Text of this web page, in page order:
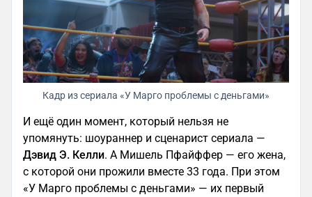
Кадр из сериала «У Марго проблемы с деньгами»
И ещё один момент, который нельзя не
упомянуть: шоураннер и сценарист сериала —
Дэвид Э. Келли. А Мишель Пфайффер — его жена,
с которой они прожили вместе 33 года. При этом
«У Марго проблемы с деньгами» — их первый